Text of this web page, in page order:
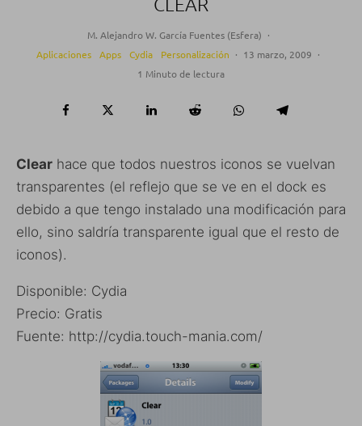
M. Alejandro W. García Fuentes (Esfera) ·
Aplicaciones
Apps Cydia Personalización · 13 marzo, 2009 ·
1 Minuto de lectura
Clear hace que todos nuestros iconos se vuelvan
transparentes (el reflejo que se ve en el dock es
debido a que tengo instalado una modificación para
ello, sino saldría transparente igual que el resto de
iconos).
Disponible: Cydia
Precio: Gratis
Fuente: http://cydia.touch-mania.com/